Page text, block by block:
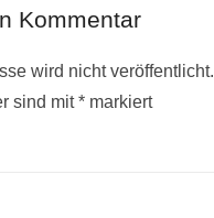
Kommentar
wird nicht veröffentlicht.
sind mit* markiert